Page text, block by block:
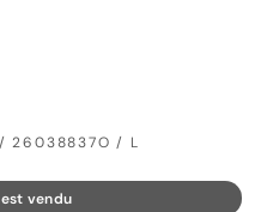
/ 26038837O / L
vendu